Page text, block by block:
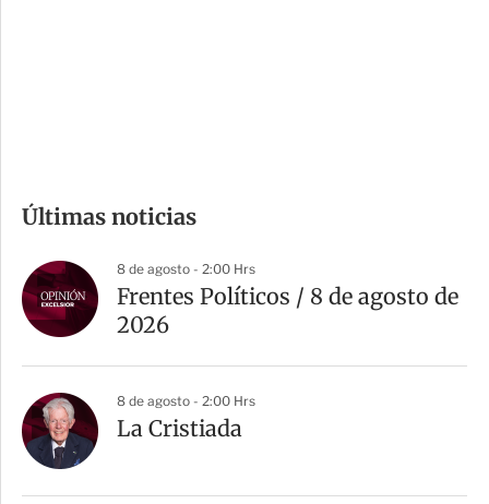
p
a
r
t
Últimas noticias
8 de agosto - 2:00 Hrs
Frentes Políticos / 8 de agosto de
2026
8 de agosto - 2:00 Hrs
La Cristiada